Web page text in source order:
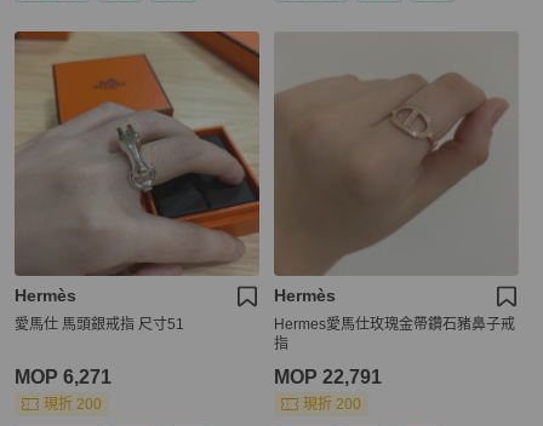
Hermès
愛馬仕 馬頭銀戒指 尺寸51
MOP 6,271
現折 200
Hermès
Hermes愛馬仕玫瑰金帶鑽石豬鼻子戒
指
MOP 22,791
現折 200